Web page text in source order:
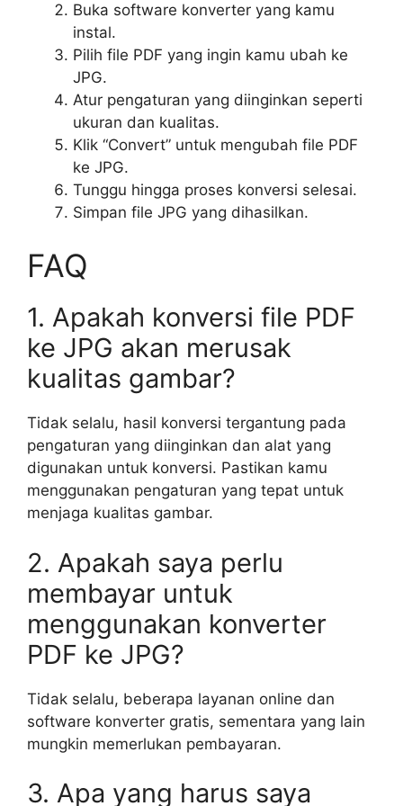
Buka software konverter yang kamu
instal.
Pilih file PDF yang ingin kamu ubah ke
JPG.
Atur pengaturan yang diinginkan seperti
ukuran dan kualitas.
Klik “Convert” untuk mengubah file PDF
ke JPG.
Tunggu hingga proses konversi selesai.
Simpan file JPG yang dihasilkan.
FAQ
1. Apakah konversi file PDF
ke JPG akan merusak
kualitas gambar?
Tidak selalu, hasil konversi tergantung pada
pengaturan yang diinginkan dan alat yang
digunakan untuk konversi. Pastikan kamu
menggunakan pengaturan yang tepat untuk
menjaga kualitas gambar.
2. Apakah saya perlu
membayar untuk
menggunakan konverter
PDF ke JPG?
Tidak selalu, beberapa layanan online dan
software konverter gratis, sementara yang lain
mungkin memerlukan pembayaran.
3. Apa yang harus saya